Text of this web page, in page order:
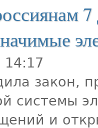
14:17
закон,
системы
и